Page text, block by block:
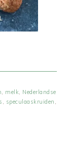
, melk, Nederlandse
, speculaaskruiden ,